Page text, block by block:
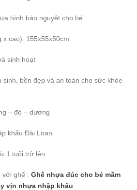
hình bán nguyệt cho bé
x cao): 155x55x50cm
sinh hoạt
sinh, bền đẹp và an toàn cho sức khỏe
– đỏ – dương
khẩu Đài Loan
1 tuổi trở lên
với ghế : Ghế nhựa đúc cho bé mầm
vịn nhựa nhập khẩu